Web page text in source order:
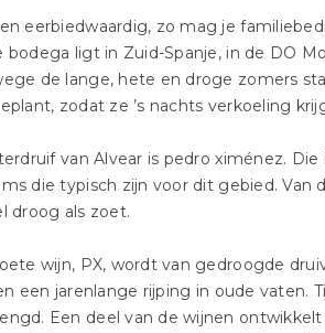
eerbiedwaardig, zo mag je
bodega ligt in Zuid-Spanje, in de DO
de lange, hete en droge zomers
zodat ze ’s nachts verkoeling
van Alvear is pedro ximénez.
die typisch zijn voor dit gebied. Van
droog als zoet.
wijn, PX, wordt van gedroogde
een jarenlange rijping in oude vaten.
Een deel van de wijnen